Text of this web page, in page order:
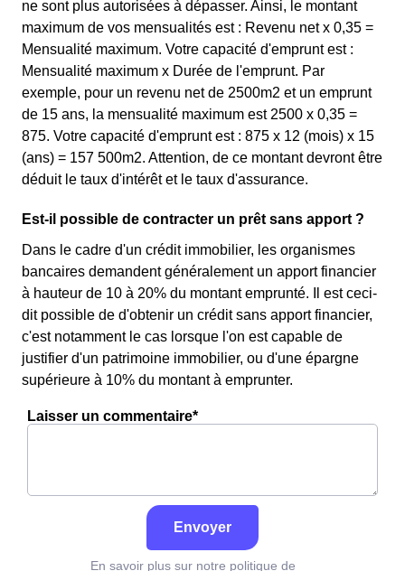
ne sont plus autorisées à dépasser. Ainsi, le montant
maximum de vos mensualités est : Revenu net x 0,35 =
Mensualité maximum. Votre capacité d'emprunt est :
Mensualité maximum x Durée de l'emprunt. Par
exemple, pour un revenu net de 2500m2 et un emprunt
de 15 ans, la mensualité maximum est 2500 x 0,35 =
875. Votre capacité d'emprunt est : 875 x 12 (mois) x 15
(ans) = 157 500m2. Attention, de ce montant devront être
déduit le taux d'intérêt et le taux d'assurance.
Est-il possible de contracter un prêt sans apport ?
Dans le cadre d'un crédit immobilier, les organismes
bancaires demandent généralement un apport financier
à hauteur de 10 à 20% du montant emprunté. Il est ceci-
dit possible de d'obtenir un crédit sans apport financier,
c'est notamment le cas lorsque l'on est capable de
justifier d'un patrimoine immobilier, ou d'une épargne
supérieure à 10% du montant à emprunter.
Laisser un commentaire*
Envoyer
En savoir plus sur notre politique de